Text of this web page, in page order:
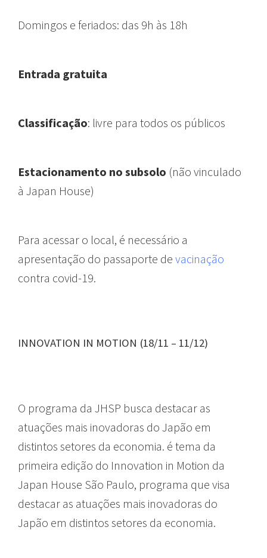
Domingos e feriados: das 9h às 18h
Entrada gratuita
Classificação: livre para todos os públicos
Estacionamento no subsolo (não vinculado
à Japan House)
Para acessar o local, é necessário a
apresentação do passaporte de vacinação
contra covid-19.
INNOVATION IN MOTION (18/11 – 11/12)
O programa da JHSP busca destacar as
atuações mais inovadoras do Japão em
distintos setores da economia. é tema da
primeira edição do Innovation in Motion da
Japan House São Paulo, programa que visa
destacar as atuações mais inovadoras do
Japão em distintos setores da economia.